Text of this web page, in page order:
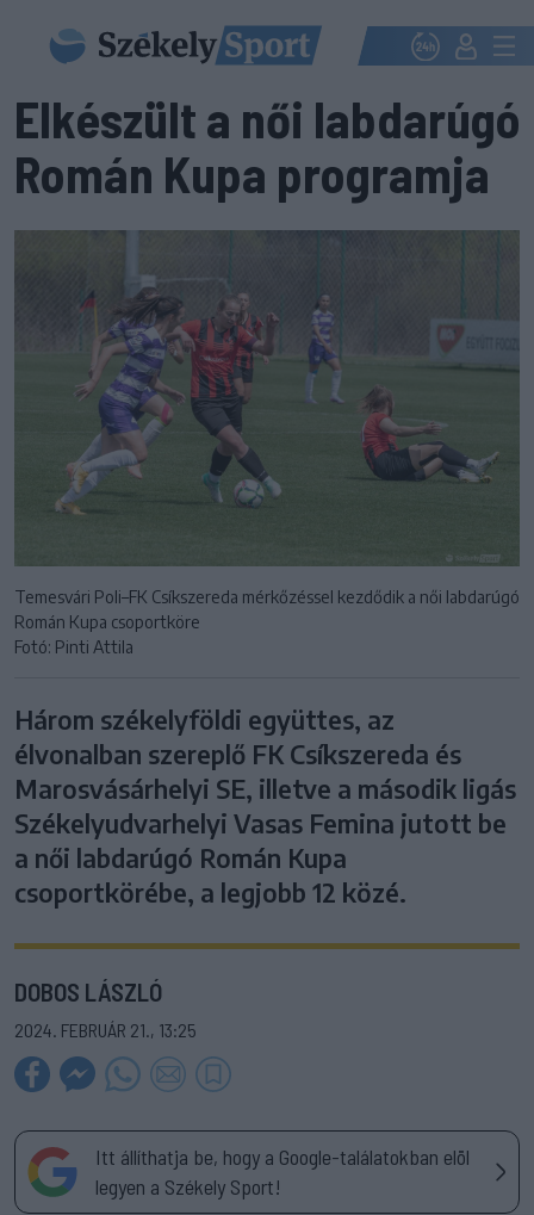
Elkészült a női labdarúgó
Román Kupa programja
Temesvári Poli–FK Csíkszereda mérkőzéssel kezdődik a női labdarúgó
Román Kupa csoportköre
Fotó: Pinti Attila
Három székelyföldi együttes, az
élvonalban szereplő FK Csíkszereda és
Marosvásárhelyi SE, illetve a második ligás
Székelyudvarhelyi Vasas Femina jutott be
a női labdarúgó Román Kupa
csoportkörébe, a legjobb 12 közé.
DOBOS LÁSZLÓ
2024. FEBRUÁR 21., 13:25
Itt állíthatja be, hogy a Google-találatokban elöl
legyen a Székely Sport!